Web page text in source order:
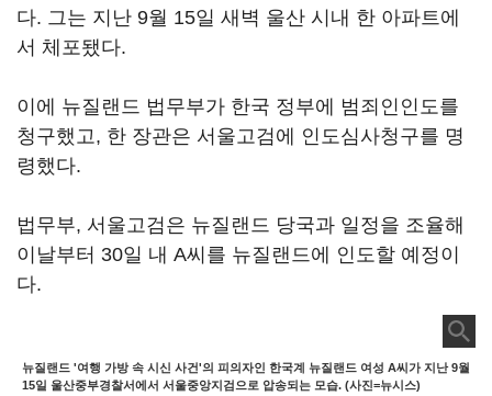
다. 그는 지난 9월 15일 새벽 울산 시내 한 아파트에
서 체포됐다.
이에 뉴질랜드 법무부가 한국 정부에 범죄인인도를
청구했고, 한 장관은 서울고검에 인도심사청구를 명
령했다.
법무부, 서울고검은 뉴질랜드 당국과 일정을 조율해
이날부터 30일 내 A씨를 뉴질랜드에 인도할 예정이
다.
뉴질랜드 '여행 가방 속 시신 사건'의 피의자인 한국계 뉴질랜드 여성 A씨가 지난 9월
15일 울산중부경찰서에서 서울중앙지검으로 압송되는 모습. (사진=뉴시스)